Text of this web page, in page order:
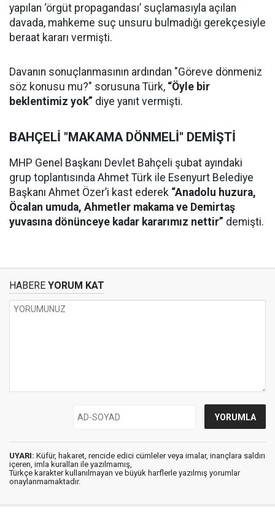
yapılan ‘örgüt propagandası’ suçlamasıyla açılan
davada, mahkeme suç unsuru bulmadığı gerekçesiyle
beraat kararı vermişti.
Davanın sonuçlanmasının ardından "Göreve dönmeniz
söz konusu mu?" sorusuna Türk, “Öyle bir
beklentimiz yok” diye yanıt vermişti.
BAHÇELİ "MAKAMA DÖNMELİ" DEMİŞTİ
MHP Genel Başkanı Devlet Bahçeli şubat ayındaki
grup toplantısında Ahmet Türk ile Esenyurt Belediye
Başkanı Ahmet Özer’i kast ederek “Anadolu huzura,
Öcalan umuda, Ahmetler makama ve Demirtaş
yuvasına dönünceye kadar kararımız nettir” demişti.
HABERE YORUM KAT
UYARI: Küfür, hakaret, rencide edici cümleler veya imalar, inançlara saldırı
içeren, imla kuralları ile yazılmamış,
Türkçe karakter kullanılmayan ve büyük harflerle yazılmış yorumlar
onaylanmamaktadır.